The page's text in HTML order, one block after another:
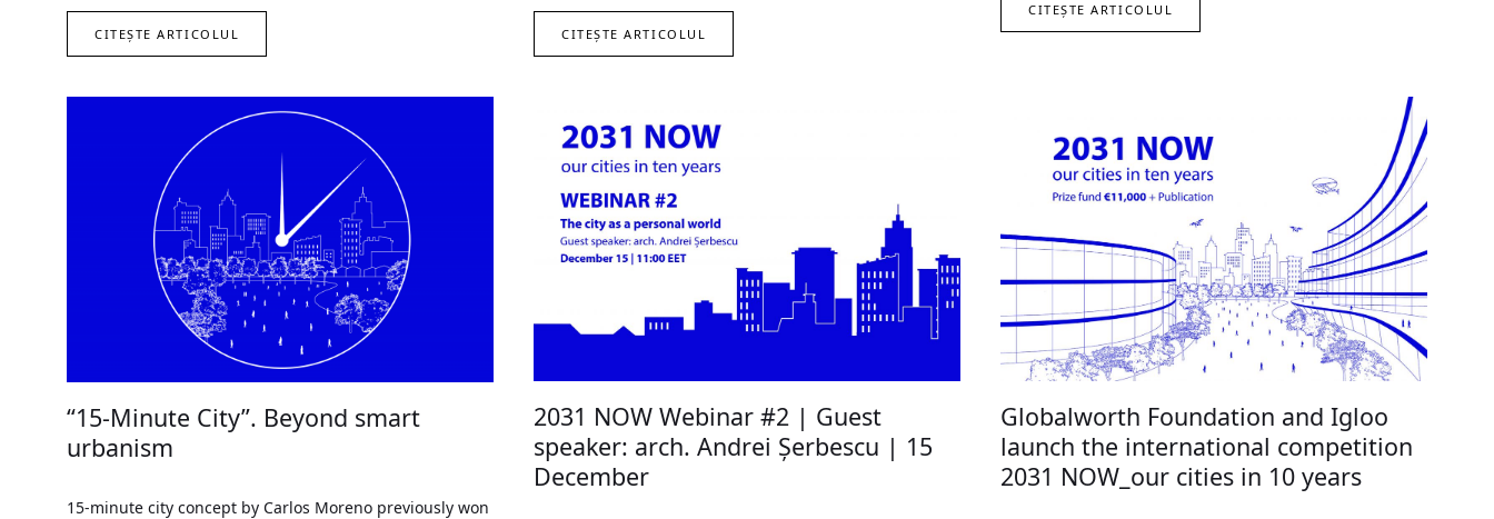
CITEȘTE ARTICOLUL CITEȘTE ARTICOLUL
CITEȘTE ARTICOLUL
“15-Minute City”. Beyond smart
urbanism
15-minute city concept by Carlos Moreno previously won
2031 NOW Webinar #2 | Guest
speaker: arch. Andrei Șerbescu | 15
December
Globalworth Foundation and Igloo
launch the international competition
2031 NOW_our cities in 10 years